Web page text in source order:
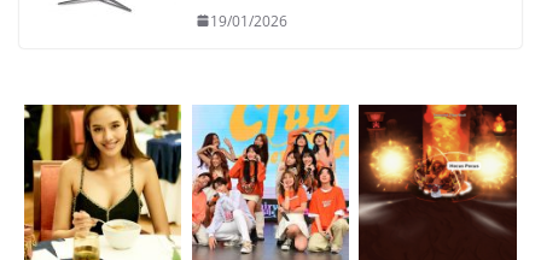
19/01/2026